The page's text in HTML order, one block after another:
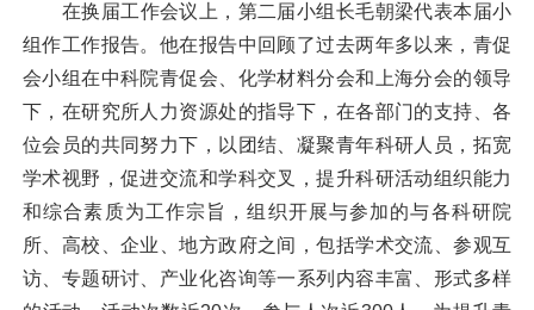
在换届工作会议上，第二届小组长毛朝梁代表本届小
组作工作报告。他在报告中回顾了过去两年多以来，青促
会小组在中科院青促会、化学材料分会和上海分会的领导
下，在研究所人力资源处的指导下，在各部门的支持、各
位会员的共同努力下，以团结、凝聚青年科研人员，拓宽
学术视野，促进交流和学科交叉，提升科研活动组织能力
和综合素质为工作宗旨，组织开展与参加的与各科研院
所、高校、企业、地方政府之间，包括学术交流、参观互
访、专题研讨、产业化咨询等一系列内容丰富、形式多样